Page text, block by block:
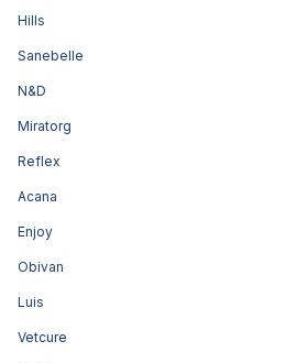
Hills
Sanebelle
N&D
Miratorg
Reflex
Acana
Enjoy
Obivan
Luis
Vetcure